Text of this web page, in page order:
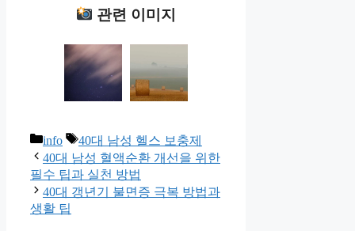
관련 이미지
카
테
고
리
info
태
그
40대 남성 헬스 보충제
40대 남성 혈액순환 개선을 위한
필수 팁과 실천 방법
40대 갱년기 불면증 극복 방법과
생활 팁